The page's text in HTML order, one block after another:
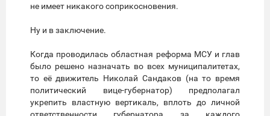
не имеет никакого соприкосновения.
Ну и в заключение.
Когда проводилась областная реформа МСУ и глав
было решено назначать во всех муниципалитетах,
то её движитель Николай Сандаков (на то время
политический вице-губернатор) предполагал
укрепить властную вертикаль, вплоть до личной